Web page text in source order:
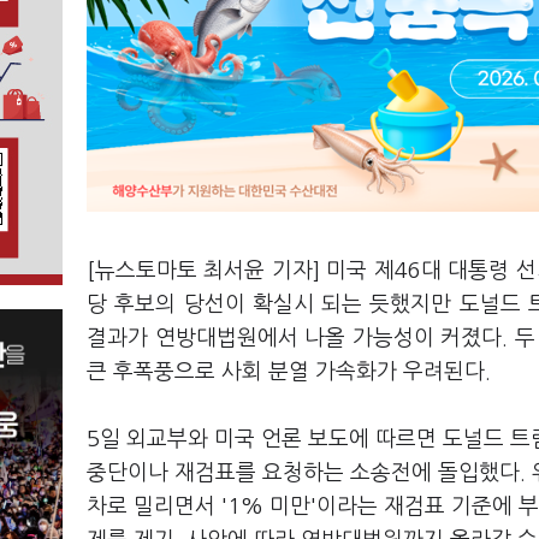
[뉴스토마토 최서윤 기자] 미국 제46대 대통령
당 후보의 당선이 확실시 되는 듯했지만 도널드
결과가 연방대법원에서 나올 가능성이 커졌다.
큰 후폭풍으로 사회 분열 가속화가 우려된다.
5일 외교부와 미국 언론 보도에 따르면 도널드
중단이나 재검표를 요청하는 소송전에 돌입했다
차로 밀리면서 '1% 미만'이라는 재검표 기준에